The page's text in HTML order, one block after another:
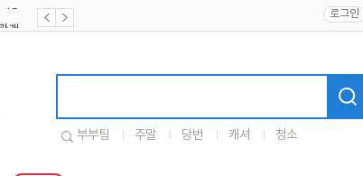
로그인
부부팀 주말 당번 캐셔 청소